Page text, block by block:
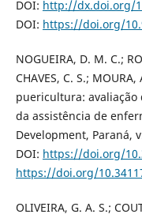
DOI: http://dx.doi.org/
DOI: https://doi.org/
NOGUEIRA, D. M. C.;
CHAVES, C. S.;
puericultura:
da assistência de
Development, Paraná,
DOI: https://doi.org/
https://doi.org/
OLIVEIRA, G. A. S.;